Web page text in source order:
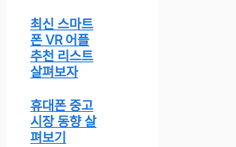
최신 스마트
폰 VR 어플
추천 리스트
살펴보자
휴대폰 중고
시장 동향 살
펴보기